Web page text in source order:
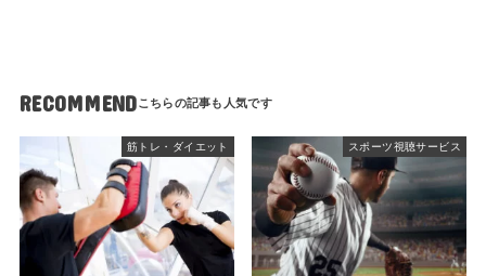
RECOMMEND
筋トレ・ダイエット スポーツ視聴サービス